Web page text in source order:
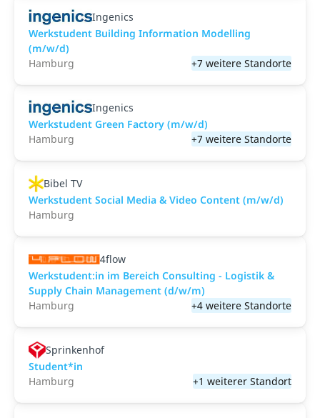
Ingenics
Werkstudent Building Information Modelling
(m/w/d)
Hamburg
+7 weitere Standorte
Ingenics
Werkstudent Green Factory (m/w/d)
Hamburg
+7 weitere Standorte
Bibel TV
Werkstudent Social Media & Video Content (m/w/d)
Hamburg
4flow
Werkstudent:in im Bereich Consulting - Logistik &
Supply Chain Management (d/w/m)
Hamburg
+4 weitere Standorte
Sprinkenhof
Student*in
Hamburg
+1 weiterer Standort